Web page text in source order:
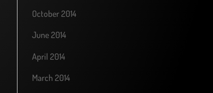
October 2014
June 2014
April 2014
March 2014